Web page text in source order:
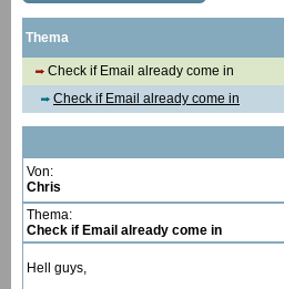
Thema
Check if Email already come in
Check if Email already come in
Von:
Chris
Thema:
Check if Email already come in
Hell guys,